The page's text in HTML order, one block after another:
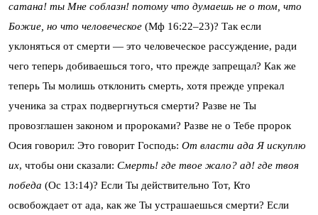
сатана! ты Мне соблазн! потому что думаешь не о том, что
Божие, но что человеческое (Мф 16:22–23)? Так если
уклоняться от смерти — это человеческое рассуждение, ради
чего теперь добиваешься того, что прежде запрещал? Как же
теперь Ты молишь отклонить смерть, хотя прежде упрекал
ученика за страх подвергнуться смерти? Разве не Ты
провозглашен законом и пророками? Разве не о Тебе пророк
Осия говорил: Это говорит Господь: От власти ада Я искуплю
их, чтобы они сказали: Смерть! где твое жало? ад! где твоя
победа (Ос 13:14)? Если Ты действительно Тот, Кто
освобождает от ада, как же Ты устрашаешься смерти? Если